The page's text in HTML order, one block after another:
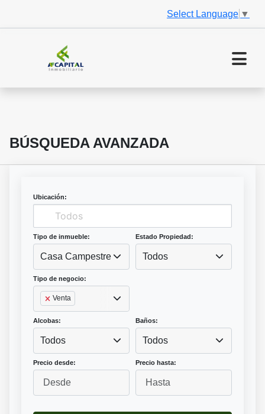
Select Language ▼
BÚSQUEDA AVANZADA
Ubicación:
Tipo de inmueble:
Casa Campestre
Estado Propiedad:
Todos
Tipo de negocio:
Venta
Alcobas:
Todos
Baños:
Todos
Precio desde: Precio hasta: